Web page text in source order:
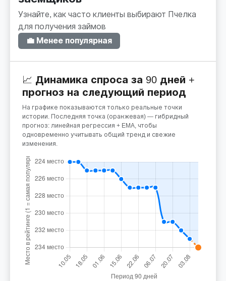
Узнайте, как часто клиенты выбирают Пчелка
для получения займов
💼 Менее популярная
📈 Динамика спроса за 90 дней +
прогноз на следующий период
На графике показываются только реальные точки
истории. Последняя точка (оранжевая) — гибридный
прогноз: линейная регрессия + EMA, чтобы
одновременно учитывать общий тренд и свежие
изменения.